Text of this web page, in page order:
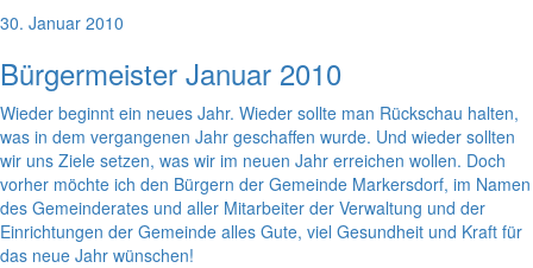
30. Januar 2010
Bürgermeister Januar 2010
Wieder beginnt ein neues Jahr. Wieder sollte man Rückschau halten,
was in dem vergangenen Jahr geschaffen wurde. Und wieder sollten
wir uns Ziele setzen, was wir im neuen Jahr erreichen wollen. Doch
vorher möchte ich den Bürgern der Gemeinde Markersdorf, im Namen
des Gemeinderates und aller Mitarbeiter der Verwaltung und der
Einrichtungen der Gemeinde alles Gute, viel Gesundheit und Kraft für
das neue Jahr wünschen!